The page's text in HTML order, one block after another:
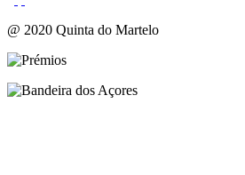
@ 2020 Quinta do Martelo